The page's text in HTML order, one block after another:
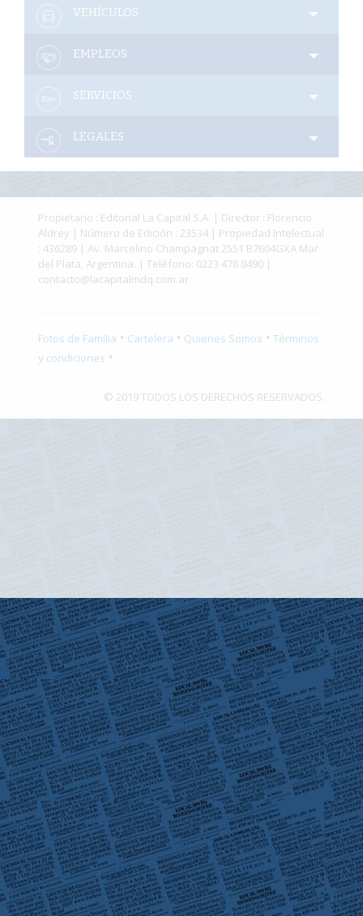
Espectáculos
Cartelera
Fotos
Familia
Fúnebres
VEHÍCULOS
EMPLEOS
SERVICIOS
LEGALES
Propietario : Editorial La Capital S.A. | Director : Florencio
Aldrey | Número de Edición : 23534 | Propiedad Intelectual
: 436289 | Av. Marcelino Champagnat 2551 B7604GXA Mar
del Plata, Argentina. | Teléfono: 0223 478 8490 |
contacto@lacapitalmdq.com.ar
Fotos de Familia • Cartelera • Quienes Somos • Términos
y condiciones •
© 2019 TODOS LOS DERECHOS RESERVADOS.